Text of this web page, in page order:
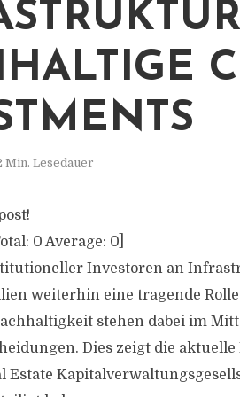
Min. Lesedauer
0 Average: 0
Investoren an
weiterhin eine tragende
stehen dabei im
Dies zeigt die
Estate